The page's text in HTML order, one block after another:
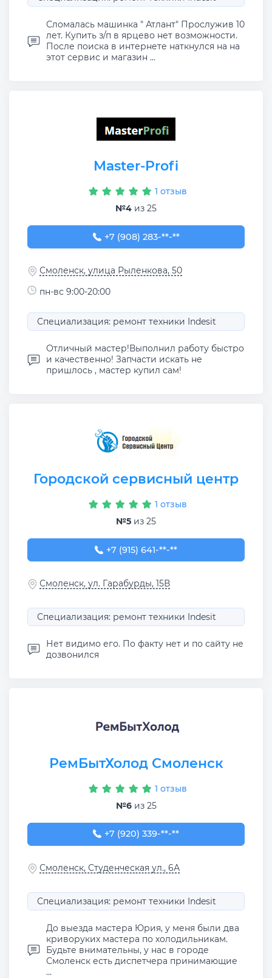
Сломалась машинка " Атлант" Прослужив 10
лет. Купить з/п в ярцево нет возможности.
После поиска в интернете наткнулся на на
этот сервис и магазин ...
Master-Profi
1 отзыв
№4 из 25
+7 (908) 283-59-70
+7 (908) 283-**-**
Смоленск, улица Рыленкова, 50
пн-вс 9:00-20:00
Специализация: ремонт техники Indesit
Отличный мастер!Выполнил работу быстро
и качественно! Запчасти искать не
пришлось , мастер купил сам!
Городской сервисный центр
1 отзыв
№5 из 25
+7 (915) 641-06-48
+7 (915) 641-**-**
Смоленск, ул. Гарабурды, 15В
Специализация: ремонт техники Indesit
Нет видимо его. По факту нет и по сайту не
дозвонился
РемБытХолод Смоленск
1 отзыв
№6из 25
+7 (920) 339-02-77
+7 (920) 339-**-**
Смоленск, Студенческая ул., 6А
Специализация: ремонт техники Indesit
До выезда мастера Юрия, у меня были два
криворуких мастера по холодильникам.
Будьте внимательны, у нас в городе
Смоленск есть диспетчера принимающие
...